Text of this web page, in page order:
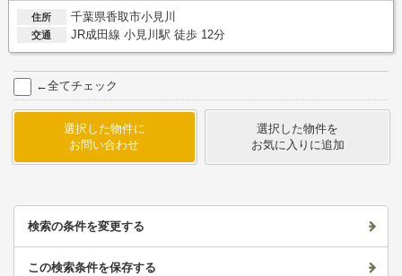
住所 千葉県香取市小見川
交通 JR成田線 小見川駅 徒歩 12分
←全てチェック
選択した物件に
お問い合わせ
選択した物件を
お気に入りに追加
検索の条件を変更する
この検索条件を保存する